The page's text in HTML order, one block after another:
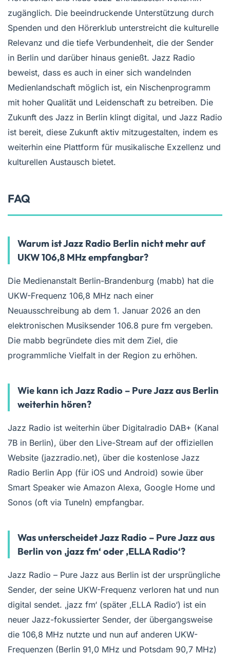
zugänglich. Die beeindruckende Unterstützung durch
Spenden und den Hörerklub unterstreicht die kulturelle
Relevanz und die tiefe Verbundenheit, die der Sender
in Berlin und darüber hinaus genießt. Jazz Radio
beweist, dass es auch in einer sich wandelnden
Medienlandschaft möglich ist, ein Nischenprogramm
mit hoher Qualität und Leidenschaft zu betreiben. Die
Zukunft des Jazz in Berlin klingt digital, und Jazz Radio
ist bereit, diese Zukunft aktiv mitzugestalten, indem es
weiterhin eine Plattform für musikalische Exzellenz und
kulturellen Austausch bietet.
FAQ
Warum ist Jazz Radio Berlin nicht mehr auf
UKW 106,8 MHz empfangbar?
Die Medienanstalt Berlin-Brandenburg (mabb) hat die
UKW-Frequenz 106,8 MHz nach einer
Neuausschreibung ab dem 1. Januar 2026 an den
elektronischen Musiksender 106.8 pure fm vergeben.
Die mabb begründete dies mit dem Ziel, die
programmliche Vielfalt in der Region zu erhöhen.
Wie kann ich Jazz Radio – Pure Jazz aus Berlin
weiterhin hören?
Jazz Radio ist weiterhin über Digitalradio DAB+ (Kanal
7B in Berlin), über den Live-Stream auf der offiziellen
Website (jazzradio.net), über die kostenlose Jazz
Radio Berlin App (für iOS und Android) sowie über
Smart Speaker wie Amazon Alexa, Google Home und
Sonos (oft via TuneIn) empfangbar.
Was unterscheidet Jazz Radio – Pure Jazz aus
Berlin von ‚jazz fm‘ oder ‚ELLA Radio‘?
Jazz Radio – Pure Jazz aus Berlin ist der ursprüngliche
Sender, der seine UKW-Frequenz verloren hat und nun
digital sendet. ‚jazz fm‘ (später ‚ELLA Radio‘) ist ein
neuer Jazz-fokussierter Sender, der übergangsweise
die 106,8 MHz nutzte und nun auf anderen UKW-
Frequenzen (Berlin 91,0 MHz und Potsdam 90,7 MHz)